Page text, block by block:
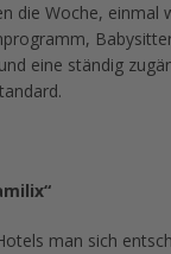
die Woche, einmal
eine ständig
man sich